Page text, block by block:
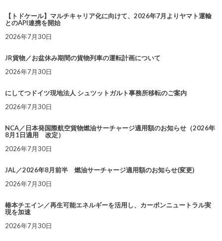
【トドケール】マルチキャリア化に向けて、2026年7月よりヤマト運輸
とのAPI連携を開始
2026年7月30日
JR貨物／お盆休み期間の貨物列車の運転計画について
2026年7月30日
にしてつドイツ現地法人 シュツットガルト事務所移転のご案内
2026年7月30日
NCA／日本発国際航空貨物燃油サーチャージ適用額のお知らせ（2026年
8月1日適用 改定）
2026年7月30日
JAL／2026年8月前半 燃油サーチャージ適用額のお知らせ(変更)
2026年7月30日
椿本チエイン／再生可能エネルギーを活用し、カーボンニュートラル実
現を加速
2026年7月30日